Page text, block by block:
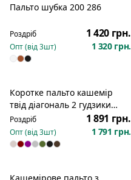
Пальто шубка 200 286
Роздріб 1 420 грн.
Опт (від3шт) 1 320 грн.
Коротке пальто кашемір
твід діагональ 2 гудзики
пояс 2568
Роздріб 1 891 грн.
Опт (від3шт) 1 791 грн.